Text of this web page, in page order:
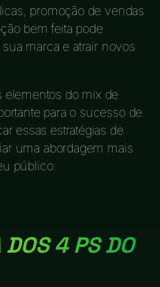
promoção de vendas
bem feita pode
marca e atrair novos
elementos do mix de
para o sucesso de
essas estratégias de
uma abordagem mais
público.
4 PS DO